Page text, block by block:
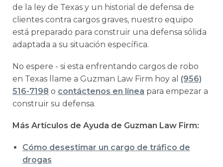
de la ley de Texas y un historial de defensa de
clientes contra cargos graves, nuestro equipo
está preparado para construir una defensa sólida
adaptada a su situación específica.
No espere - si esta enfrentando cargos de robo
en Texas llame a Guzman Law Firm hoy al (956)
516-7198 o contáctenos en línea para empezar a
construir su defensa.
Más Artículos de Ayuda de Guzman Law Firm:
Cómo desestimar un cargo de tráfico de
drogas